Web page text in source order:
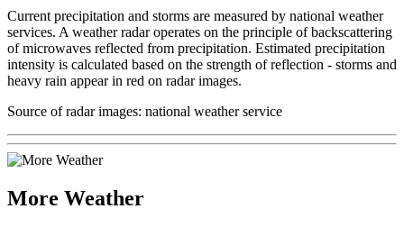
Current precipitation and storms are measured by national weather
services. A weather radar operates on the principle of backscattering
of microwaves reflected from precipitation. Estimated precipitation
intensity is calculated based on the strength of reflection - storms and
heavy rain appear in red on radar images.
Source of radar images: national weather service
More Weather